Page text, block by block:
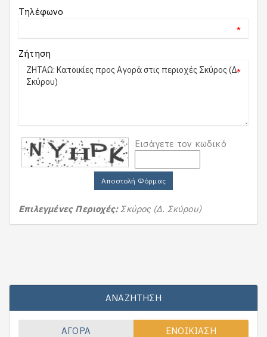
Τηλέφωνο
*
Ζήτηση
*
Εισάγετε τον κωδικό
Αποστολή Φόρμας
Επιλεγμένες Περιοχές:Σκύρος (Δ. Σκύρου)
ΑΝΑΖΉΤΗΣΗ
ΑΓΟΡΆ ΕΝΟΙΚΊΑΣΗ